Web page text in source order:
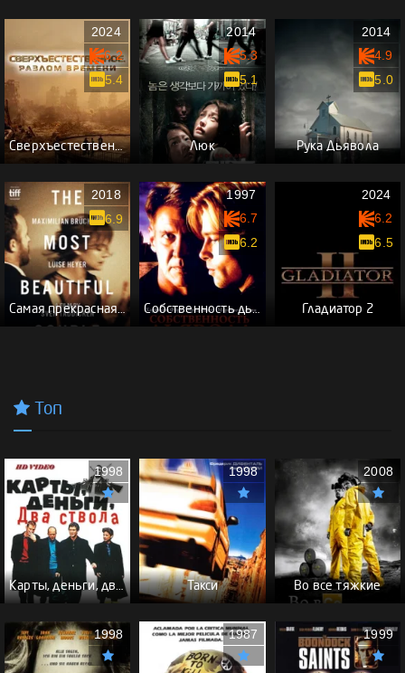
Сверхъестественное. Разлом времени
2024
6.2
5.4
Люк
2014
5.3
5.1
Рука Дьявола
2014
4.9
5.0
Самая прекрасная пара
2018
6.9
Собственность дьявола
1997
6.7
6.2
Гладиатор 2
2024
6.2
6.5
Топ
Карты, деньги, два ствола - (Перевод Гоблина)
1998
Такси
1998
Во все тяжкие
2008
1998 1987 1999